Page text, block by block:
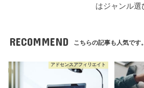
はジャンル選
RECOMMEND こちらの記事も人気です。
アドセンスアフィリエイト